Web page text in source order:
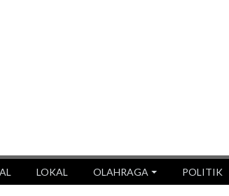
LOKAL OLAHRAGA POLITIK